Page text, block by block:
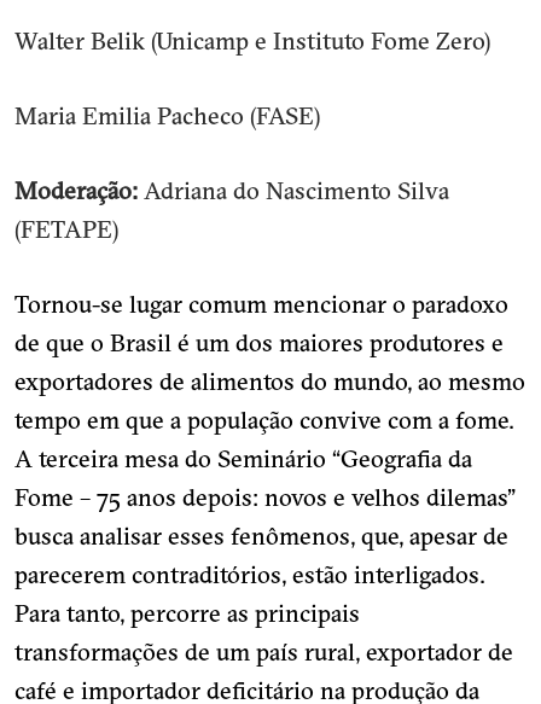
Walter Belik (Unicamp e Instituto Fome Zero)
Maria Emilia Pacheco (FASE)
Moderação: Adriana do Nascimento Silva
(FETAPE)
Tornou-se lugar comum mencionar o paradoxo
de que o Brasil é um dos maiores produtores e
exportadores de alimentos do mundo, ao mesmo
tempo em que a população convive com a fome.
A terceira mesa do Seminário “Geografia da
Fome – 75 anos depois: novos e velhos dilemas”
busca analisar esses fenômenos, que, apesar de
parecerem contraditórios, estão interligados.
Para tanto, percorre as principais
transformações de um país rural, exportador de
café e importador deficitário na produção da